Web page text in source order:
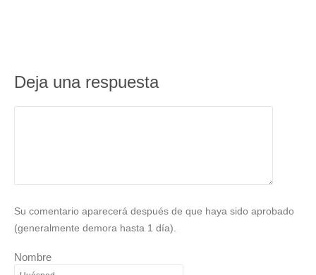
Deja una respuesta
Su comentario aparecerá después de que haya sido aprobado
(generalmente demora hasta 1 día).
Nombre